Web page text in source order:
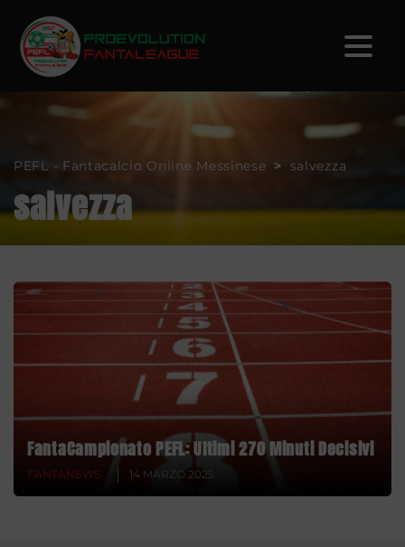
PEFL - Fantacalcio Online Messinese > salvezza
salvezza
FantaCampionato PEFL: Ultimi 270 Minuti Decisivi
FANTANEWS 14 MARZO 2025